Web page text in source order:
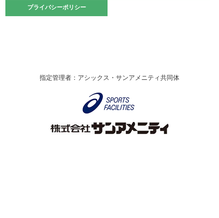
2021.10.23
卓球選手権大会ラージボールの部開催☆
伊丹市総合体育大会 バレーボール大会が開催されました
なわとびイベントを開催しました！
プライバシーポリシー
プライバシーポリシー
指定管理者：アシックス・サンアメニティ共同体